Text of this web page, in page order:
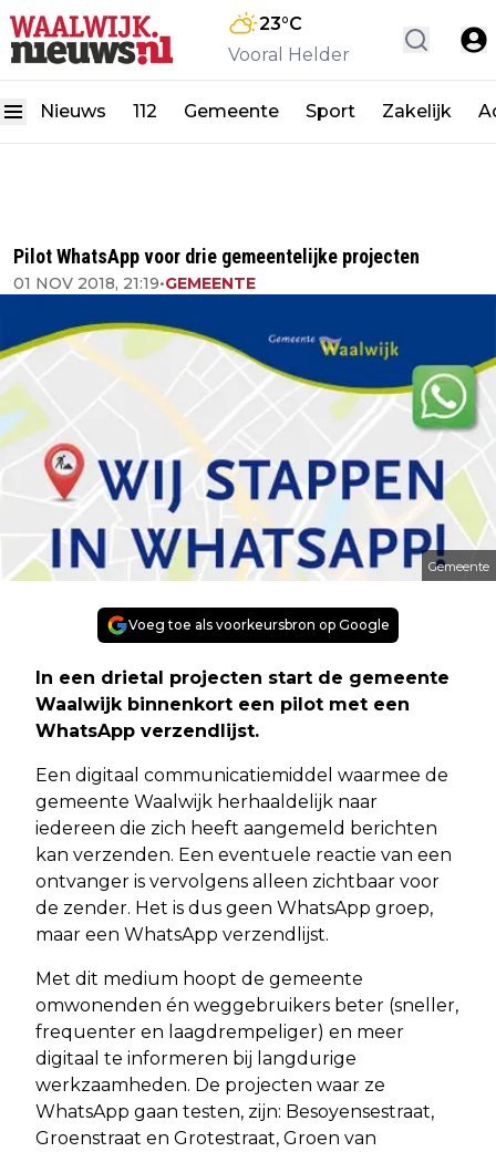
23°C
Vooral Helder
Nieuws 112 Gemeente Sport Zakelijk
Pilot WhatsApp voor drie gemeentelijke projecten
01 NOV 2018, 21:19•GEMEENTE
Gemeente
Voeg toe als voorkeursbron op Google
In een drietal projecten start de gemeente
Waalwijk binnenkort een pilot met een
WhatsApp verzendlijst.
Een digitaal communicatiemiddel waarmee de
gemeente Waalwijk herhaaldelijk naar
iedereen die zich heeft aangemeld berichten
kan verzenden. Een eventuele reactie van een
ontvanger is vervolgens alleen zichtbaar voor
de zender. Het is dus geen WhatsApp groep,
maar een WhatsApp verzendlijst.
Met dit medium hoopt de gemeente
omwonenden én weggebruikers beter (sneller,
frequenter en laagdrempeliger) en meer
digitaal te informeren bij langdurige
werkzaamheden. De projecten waar ze
WhatsApp gaan testen, zijn: Besoyensestraat,
Groenstraat en Grotestraat, Groen van